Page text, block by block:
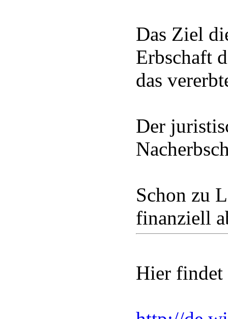
Das Ziel
Erbschaft
das
Der
Schon zu
finanziell
Hier findet